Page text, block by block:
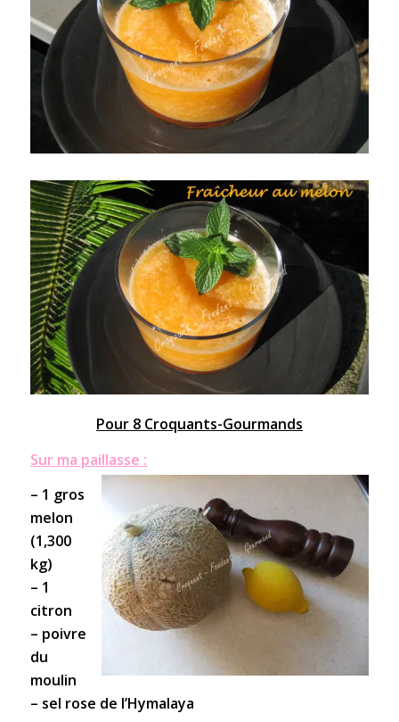
Pour 8 Croquants-Gourmands
Sur ma paillasse :
– 1 gros
melon
(1,300
kg)
– 1
citron
– poivre
du
moulin
– sel rose de l’Hymalaya